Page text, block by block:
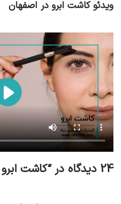
ویدئو کاشت ابرو در اصفهان
24 دیدگاه در “ کاشت